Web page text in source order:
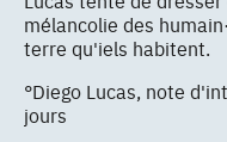
mélancolie des
terre qu'iels habitent.
°Diego Lucas, note
jours